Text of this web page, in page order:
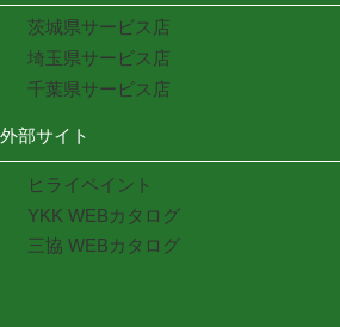
茨城県サービス店
埼玉県サービス店
千葉県サービス店
外部サイト
ヒライペイント
YKK WEBカタログ
三協 WEBカタログ